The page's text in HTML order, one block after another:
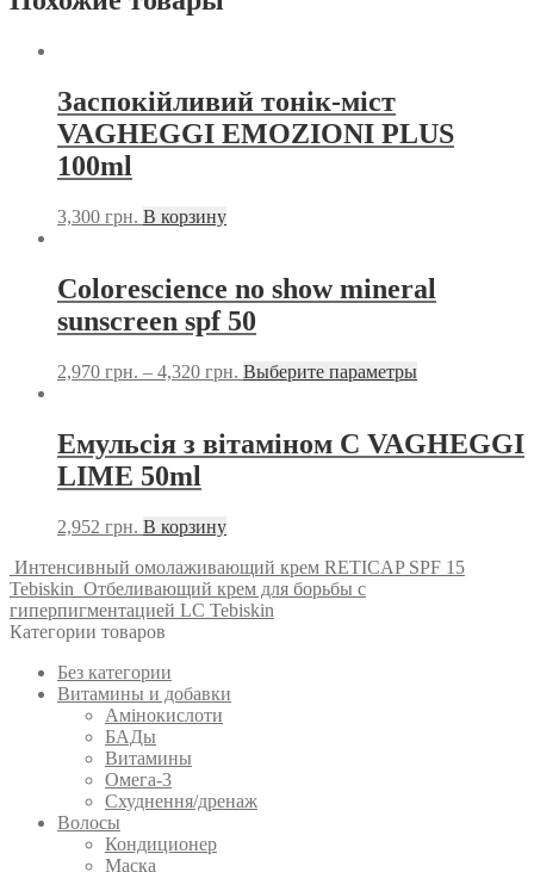
Заспокійливий тонік-міст
VAGHEGGI EMOZIONI PLUS
100ml
3,300 грн. В корзину
Colorescience no show mineral
sunscreen spf 50
2,970 грн. – 4,320 грн. Выберите параметры
Емульсія з вітаміном С VAGHEGGI
LIME 50ml
2,952 грн. В корзину
Интенсивный омолаживающий крем RETICAP SPF 15
Tebiskin Отбеливающий крем для борьбы с
гиперпигментацией LC Tebiskin
Категории товаров
Без категории
Витамины и добавки
Амінокислоти
БАДы
Витамины
Омега-3
Схуднення/дренаж
Волосы
Кондиционер
Маска